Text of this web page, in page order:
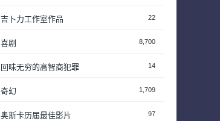
吉卜力工作室作品 22
喜剧 8,700
回味无穷的高智商犯罪 14
奇幻 1,709
奥斯卡历届最佳影片 97